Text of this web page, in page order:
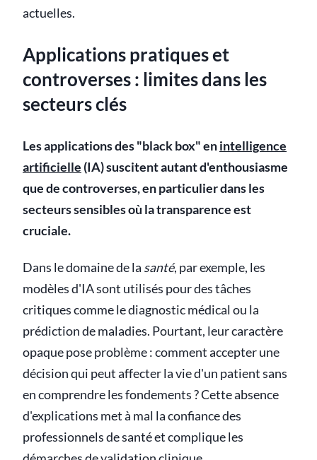
actuelles.
Applications pratiques et
controverses : limites dans les
secteurs clés
Les applications des "black box" enintelligence
artificielle (IA) suscitent autant d'enthousiasme
que de controverses, en particulier dans les
secteurs sensibles où la transparence est
cruciale.
Dans le domaine de la santé, par exemple, les
modèles d'IA sont utilisés pour des tâches
critiques comme le diagnostic médical ou la
prédiction de maladies. Pourtant, leur caractère
opaque pose problème : comment accepter une
décision qui peut affecter la vie d'un patient sans
en comprendre les fondements ? Cette absence
d'explications met à mal la confiance des
professionnels de santé et complique les